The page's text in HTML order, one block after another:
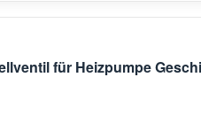
für Heizpumpe